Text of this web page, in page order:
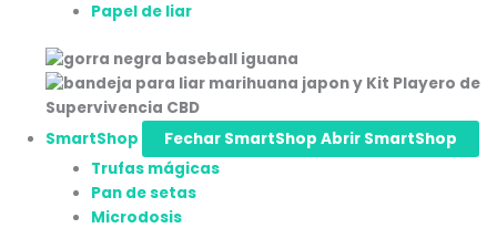
Papel de liar
SmartShop Fechar SmartShop Abrir SmartShop
Trufas mágicas
Pan de setas
Microdosis